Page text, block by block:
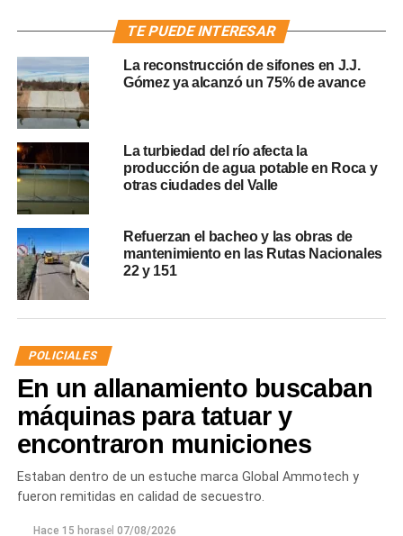
TE PUEDE INTERESAR
La reconstrucción de sifones en J.J.
Gómez ya alcanzó un 75% de avance
La turbiedad del río afecta la
producción de agua potable en Roca y
otras ciudades del Valle
Refuerzan el bacheo y las obras de
mantenimiento en las Rutas Nacionales
22 y 151
POLICIALES
En un allanamiento buscaban
máquinas para tatuar y
encontraron municiones
Estaban dentro de un estuche marca Global Ammotech y
fueron remitidas en calidad de secuestro.
Hace 15 horasel 07/08/2026